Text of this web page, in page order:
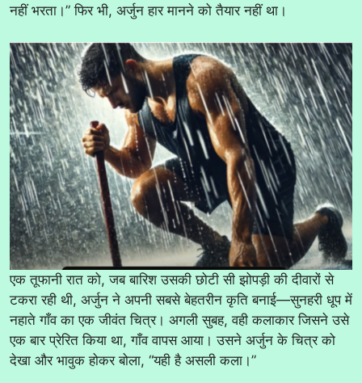
नहीं भरता।” फिर भी, अर्जुन हार मानने को तैयार नहीं था।
एक तूफानी रात को, जब बारिश उसकी छोटी सी झोपड़ी की दीवारों से
टकरा रही थी, अर्जुन ने अपनी सबसे बेहतरीन कृति बनाई—सुनहरी धूप में
नहाते गाँव का एक जीवंत चित्र। अगली सुबह, वही कलाकार जिसने उसे
एक बार प्रेरित किया था, गाँव वापस आया। उसने अर्जुन के चित्र को
देखा और भावुक होकर बोला, “यही है असली कला।”